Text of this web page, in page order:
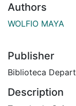
Authors
WOLFIO MAYA
Publisher
Biblioteca
Description